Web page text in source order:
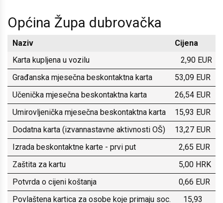
Općina Župa dubrovačka
Naziv
Cijena
Karta kupljena u vozilu
2,90 EUR
Građanska mjesečna beskontaktna karta
53,09 EUR
Učenička mjesečna beskontaktna karta
26,54 EUR
Umirovljenička mjesečna beskontaktna karta
15,93 EUR
Dodatna karta (izvannastavne aktivnosti OŠ)
13,27 EUR
Izrada beskontaktne karte - prvi put
2,65 EUR
Zaštita za kartu
5,00 HRK
Potvrda o cijeni koštanja
0,66 EUR
Povlaštena kartica za osobe koje primaju soc.
15,93